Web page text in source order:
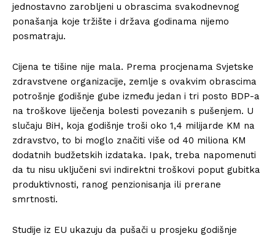
jednostavno zarobljeni u obrascima svakodnevnog
ponašanja koje tržište i država godinama nijemo
posmatraju.
Cijena te tišine nije mala. Prema procjenama Svjetske
zdravstvene organizacije, zemlje s ovakvim obrascima
potrošnje godišnje gube između jedan i tri posto BDP-a
na troškove liječenja bolesti povezanih s pušenjem. U
slučaju BiH, koja godišnje troši oko 1,4 milijarde KM na
zdravstvo, to bi moglo značiti više od 40 miliona KM
dodatnih budžetskih izdataka. Ipak, treba napomenuti
da tu nisu uključeni svi indirektni troškovi poput gubitka
produktivnosti, ranog penzionisanja ili prerane
smrtnosti.
Studije iz EU ukazuju da pušači u prosjeku godišnje